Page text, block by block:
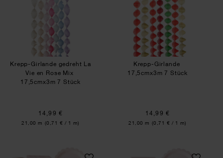
Krepp-Girlande gedreht La
Vie en Rose Mix
17,5cmx3m 7 Stück
14,99 €
Inhalt:
21,00 m (0,71 € / 1 m)
Krepp-Girlande
17,5cmx3m 7 Stück
14,99 €
Inhalt:
21,00 m (0,71 € / 1 m)
Party-Set Punkte Puder/Pink Party-Set Punkte